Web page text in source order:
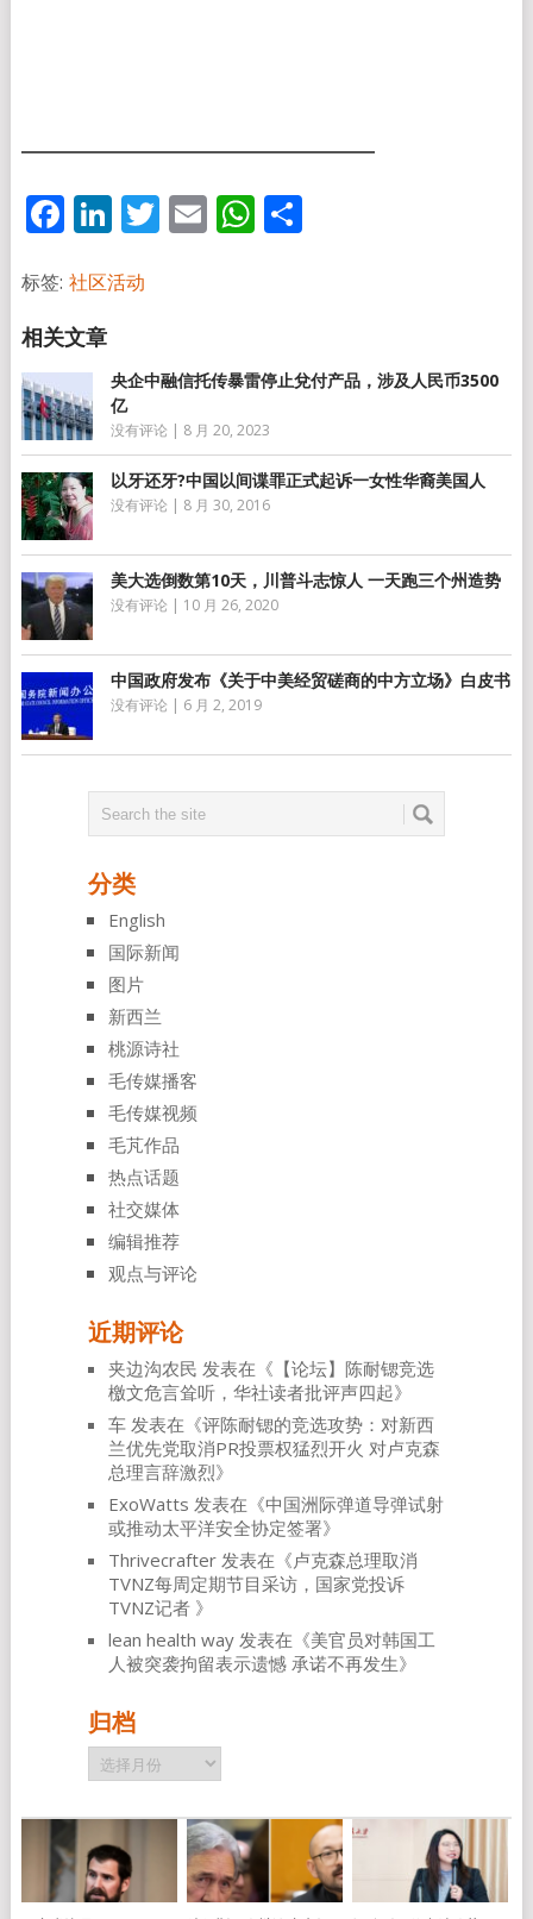
Facebook
LinkedIn
Twitter
EmailWhatsApp
分
标签: 社区活动
央企中融信托传暴雷停止兌付产品，涉及人民币3500
亿
没有评论 | 8 月 20, 2023
以牙还牙?中国以间谍罪正式起诉一女性华裔美国人
没有评论 | 8 月 30, 2016
美大选倒数第10天，川普斗志惊人 一天跑三个州造势
没有评论 | 10 月 26, 2020
中国政府发布《关于中美经贸磋商的中方立场》白皮书
没有评论 | 6 月 2, 2019
分类
English
国际新闻
图片
新西兰
桃源诗社
毛传媒播客
毛传媒视频
毛芃作品
热点话题
社交媒体
编辑推荐
观点与评论
近期评论
夹边沟农民 发表在《 【论坛】陈耐锶竞选
檄文危言耸听，华社读者批评声四起》
车发表在《评陈耐锶的竞选攻势：对新西
兰优先党取消PR投票权猛烈开火 对卢克森
总理言辞激烈》
ExoWatts 发表在《中国洲际弹道导弹试射
或推动太平洋安全协定签署》
Thrivecrafter发表在《卢克森总理取消
TVNZ每周定期节目采访，国家党投诉
TVNZ记者 》
lean health way发表在《美官员对韩国工
人被突袭拘留表示遗憾 承诺不再发生》
归档
归
档